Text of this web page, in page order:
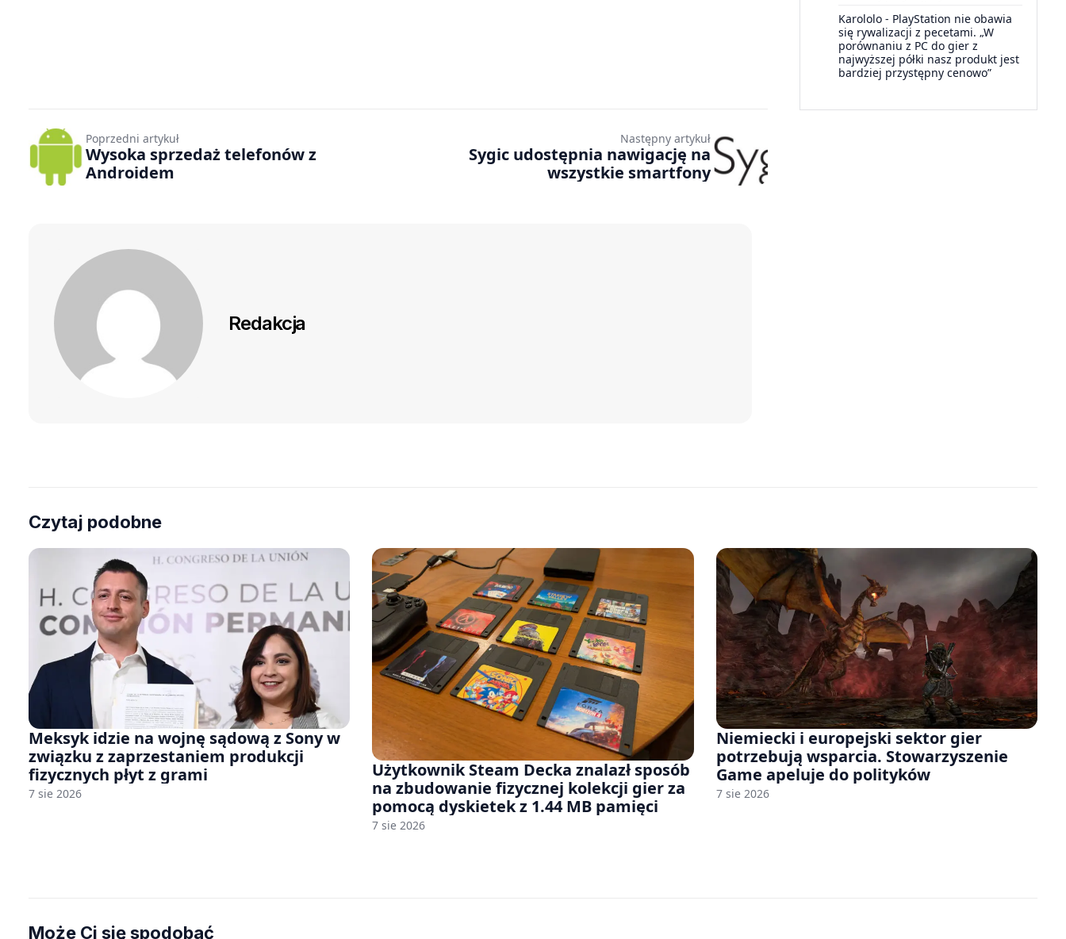
Karololo - PlayStation nie obawia
się rywalizacji z pecetami. „W
porównaniu z PC do gier z
najwyższej półki nasz produkt jest
bardziej przystępny cenowo”
Poprzedni artykuł
Wysoka sprzedaż telefonów z
Androidem
Następny artykuł
Sygic udostępnia nawigację na
wszystkie smartfony
Redakcja
Czytaj podobne
Meksyk idzie na wojnę sądową z Sony w
związku z zaprzestaniem produkcji
fizycznych płyt z grami
7 sie 2026
Użytkownik Steam Decka znalazł sposób
na zbudowanie fizycznej kolekcji gier za
pomocą dyskietek z 1.44 MB pamięci
7 sie 2026
Niemiecki i europejski sektor gier
potrzebują wsparcia. Stowarzyszenie
Game apeluje do polityków
7 sie 2026
Może Ci się spodobać